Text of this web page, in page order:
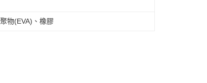
物(EVA)、橡膠